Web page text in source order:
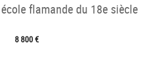
flamande du 18e siècle
8 800 €